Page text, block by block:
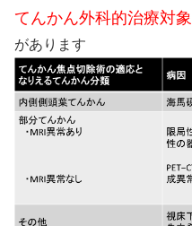
てんかん外科的治療対象
があります